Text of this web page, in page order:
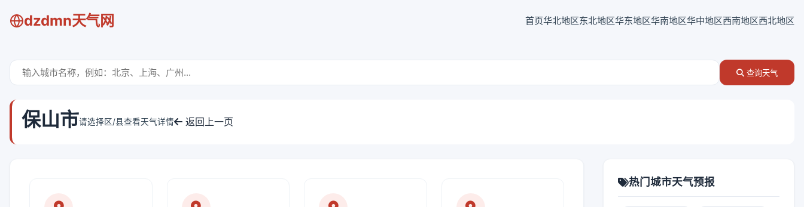
dzdmn天气网 首页华北地区东北地区华东地区华南地区华中地区西南地区西北地区
查询天气
保山市请选择区/县查看天气详情 返回上一页
热门城市天气预报